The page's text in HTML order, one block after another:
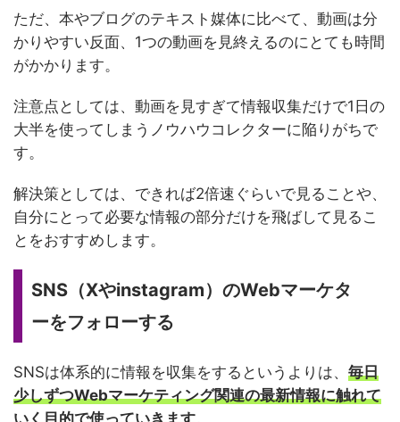
ただ、本やブログのテキスト媒体に比べて、動画は分
かりやすい反面、1つの動画を見終えるのにとても時間
がかかります。
注意点としては、動画を見すぎて情報収集だけで1日の
大半を使ってしまうノウハウコレクターに陥りがちで
す。
解決策としては、できれば2倍速ぐらいで見ることや、
自分にとって必要な情報の部分だけを飛ばして見るこ
とをおすすめします。
SNS（Xやinstagram）のWebマーケタ
ーをフォローする
SNSは体系的に情報を収集をするというよりは、 毎日
少しずつWebマーケティング関連の最新情報に触れて
いく目的で使っていきます。